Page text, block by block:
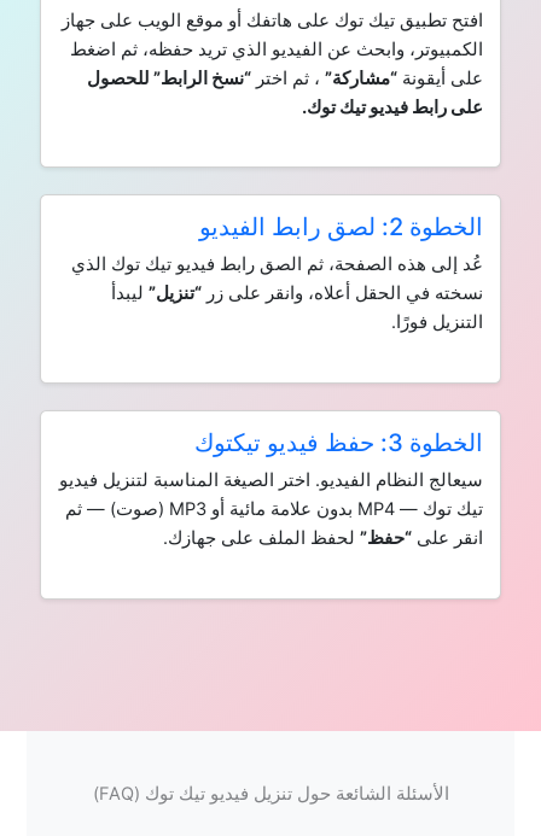
افتح تطبيق تيك توك على هاتفك أو موقع الويب على جهاز
الكمبيوتر، وابحث عن الفيديو الذي تريد حفظه، ثم اضغط
على أيقونة“مشاركة” ، ثم اختر“نسخ الرابط” للحصول
على رابط فيديو تيك توك.
الخطوة 2: لصق رابط الفيديو
عُد إلى هذه الصفحة، ثم الصق رابط فيديو تيك توك الذي
نسخته في الحقل أعلاه، وانقر على زر“تنزيل” ليبدأ
التنزيل فورًا.
الخطوة 3: حفظ فيديو تيكتوك
سيعالج النظام الفيديو. اختر الصيغة المناسبة لتنزيل فيديو
تيك توك — MP4 بدون علامة مائية أو MP3 (صوت) — ثم
انقر على“حفظ” لحفظ الملف على جهازك.
الأسئلة الشائعة حول تنزيل فيديو تيك توك (FAQ)